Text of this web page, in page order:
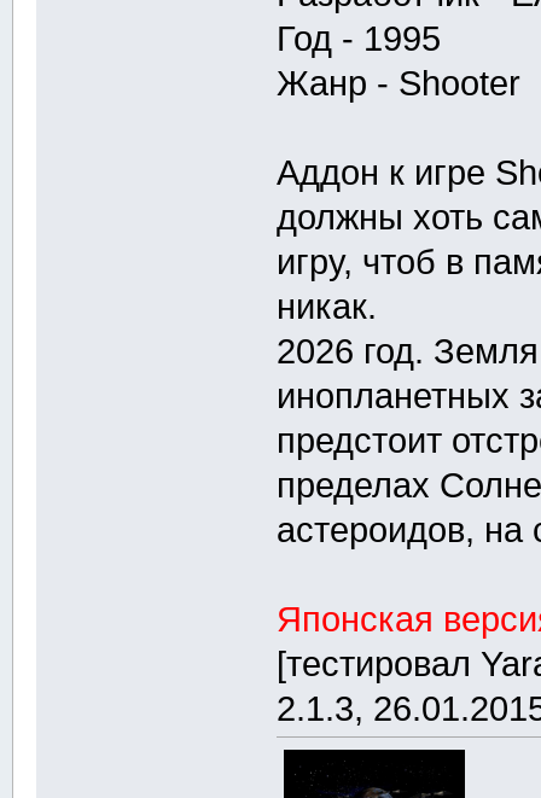
Год - 1995
Жанр - Shooter
Аддон к игре
должны хоть
игру, чтоб в
никак.
2026 год.
инопланетных
предстоит
пределах
астероидов, на
Японская
[тестировал
2.1.3,